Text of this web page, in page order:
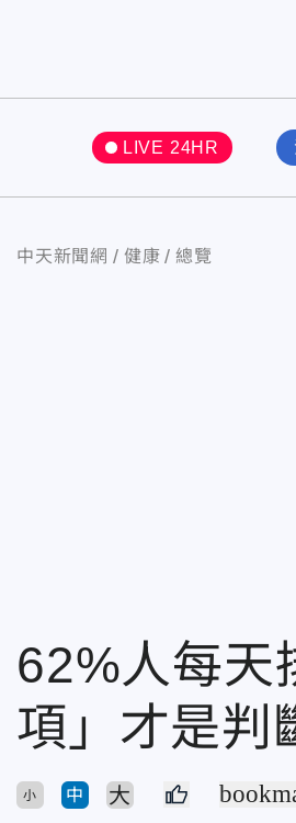
LIVE 24HR
中天新聞網 健康 總覽
62%人每
項」才是判
小 中 大